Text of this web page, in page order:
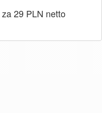
za 29 PLN netto